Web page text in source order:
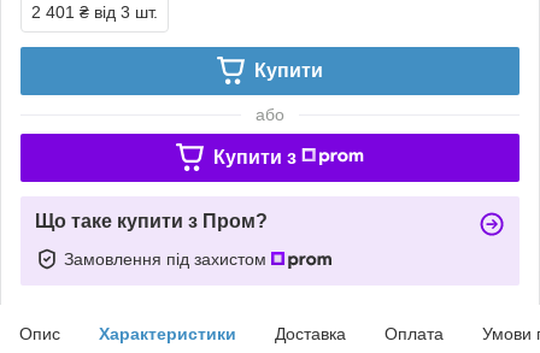
2 401 ₴ від 3 шт.
Купити
або
Купити з
Що таке купити з Пром?
Замовлення під захистом
Опис Характеристики Доставка Оплата Умови